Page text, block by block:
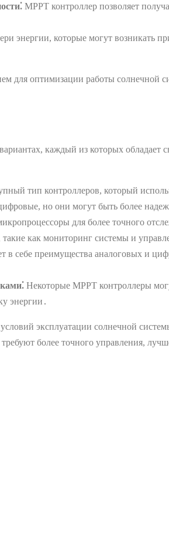
MPPT контроллер позволяет
энергии, которые могут возникать
оптимизации работы солнечной
каждый из которых
тип контроллеров, который
но они могут быть более
для более точного
как мониторинг системы и
в себе преимущества аналоговых и
Некоторые MPPT контроллеры
энергии․
эксплуатации солнечной
более точного управления,